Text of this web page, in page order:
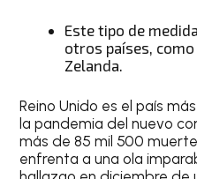
Este tipo de
otros países,
Zelanda.
Reino Unido es el país
la pandemia del nuevo
más de 85 mil 500
enfrenta a una ola